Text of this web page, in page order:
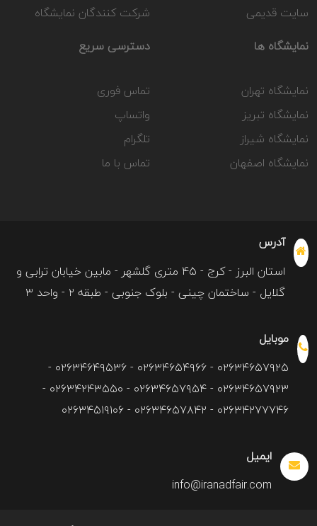
سایت قدیمی
شرکت کنندگان نمایشگاه
نمایشگاه ها
نمایشگاه تهران
نمایشگاه تبریز
نمایشگاه شیراز
نمایشگاه اصفهان
دسترسی سریع
تماس فوری
واتساپ
تلگرام
تماس با ما
آدرس
استان البرز - کرج - ۴۵ متری گلشهر - مابین خیابان ترابی و
گلایل - ساختمان چینی - بلوک جنوبی - طبقه ۲ - واحد ۳
موبایل
۰۲۶۳۴۶۵۷۹۲۵ - ۰۲۶۳۴۶۵۴۹۶۶ - ۰۲۶۳۴۶۴۹۵۳۶ -
۰۲۶۳۴۶۵۷۹۲۳ - ۰۲۶۳۴۶۵۷۹۵۴ - ۰۲۶۳۴۲۴۳۵۵۰ -
۰۲۶۳۴۲۷۷۷۴۶ - ۰۲۶۳۴۶۵۷۸۴۲ - ۰۲۶۳۴۵۱۹۱۰۶
ایمیل
info@iranadfair.com